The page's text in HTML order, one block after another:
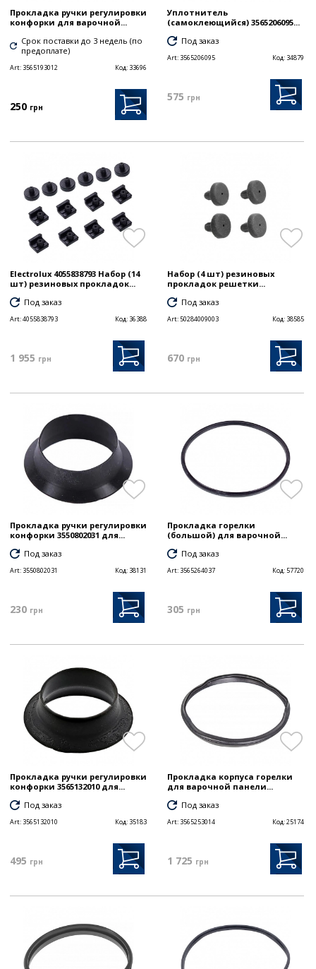
Прокладка ручки регулировки
конфорки для варочной...
Срок поставки до 3 недель (по
предоплате)
Art: 3565193012 Код: 33696
250 грн
Уплотнитель
(самоклеющийся) 3565206095...
Под заказ
Art: 3565206095 Код: 34879
575 грн
Electrolux 4055838793 Набор (14
шт) резиновых прокладок...
Под заказ
Art:4055838793 Код: 36388
1 955 грн
Набор (4 шт) резиновых
прокладок решетки...
Под заказ
Art:50284009003 Код: 38585
670 грн
Прокладка ручки регулировки
конфорки 3550802031 для...
Под заказ
Art: 3550802031 Код: 38131
230 грн
Прокладка горелки
(большой) для варочной...
Под заказ
Art: 3565264037 Код:57720
305 грн
Прокладка ручки регулировки
конфорки 3565132010 для...
Под заказ
Art: 3565132010 Код: 35183
495 грн
Прокладка корпуса горелки
для варочной панели...
Под заказ
Art: 3565253014 Код:25174
1 725 грн